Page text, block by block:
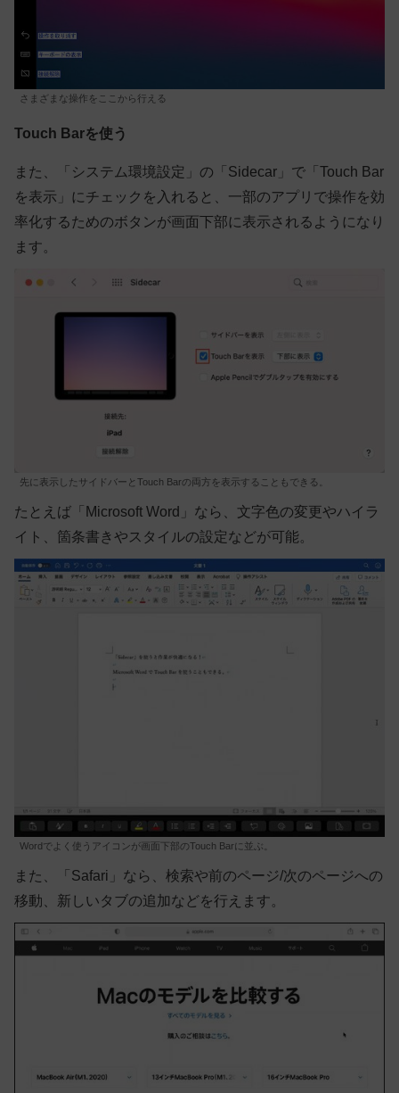
さまざまな操作をここから行える
Touch Barを使う
また、「システム環境設定」の「Sidecar」で「Touch Bar
を表示」にチェックを入れると、一部のアプリで操作を効
率化するためのボタンが画面下部に表示されるようになり
ます。
先に表示したサイドバーとTouch Barの両方を表示することもできる。
たとえば「Microsoft Word」なら、文字色の変更やハイラ
イト、箇条書きやスタイルの設定などが可能。
Wordでよく使うアイコンが画面下部のTouch Barに並ぶ。
また、「Safari」なら、検索や前のページ/次のページへの
移動、新しいタブの追加などを行えます。